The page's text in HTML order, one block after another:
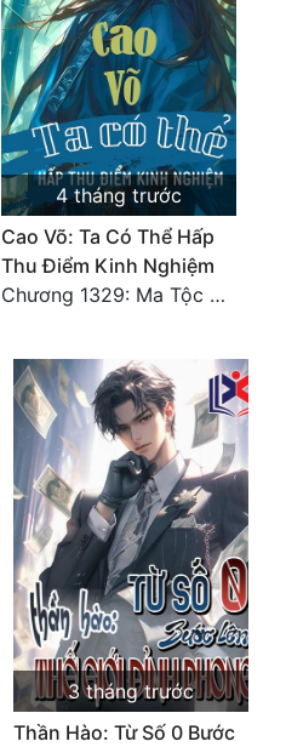
4 tháng trước
Cao Võ: Ta Có Thể Hấp
Thu Điểm Kinh Nghiệm
Chương 1329: Ma Tộc đại công chúa Thương Nguyệt
3 tháng trước
Thần Hào: Từ Số 0 Bước